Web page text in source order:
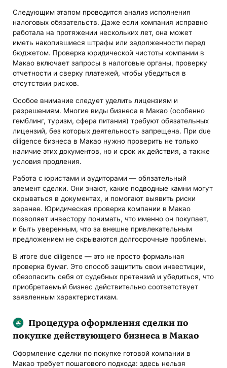
Следующим этапом проводится анализ исполнения
налоговых обязательств. Даже если компания исправно
работала на протяжении нескольких лет, она может
иметь накопившиеся штрафы или задолженности перед
бюджетом. Проверка юридической чистоты компании в
Макао включает запросы в налоговые органы, проверку
отчетности и сверку платежей, чтобы убедиться в
отсутствии рисков.
Особое внимание следует уделить лицензиям и
разрешениям. Многие виды бизнеса в Макао (особенно
гемблинг, туризм, сфера питания) требуют обязательных
лицензий, без которых деятельность запрещена. При due
diligence бизнеса в Макао нужно проверить не только
наличие этих документов, но и срок их действия, а также
условия продления.
Работа с юристами и аудиторами — обязательный
элемент сделки. Они знают, какие подводные камни могут
скрываться в документах, и помогают выявить риски
заранее. Юридическая проверка компании в Макао
позволяет инвестору понимать, что именно он покупает,
и быть уверенным, что за внешне привлекательным
предложением не скрываются долгосрочные проблемы.
В итоге due diligence — это не просто формальная
проверка бумаг. Это способ защитить свои инвестиции,
обезопасить себя от судебных претензий и убедиться, что
приобретаемый бизнес действительно соответствует
заявленным характеристикам.
Процедура оформления сделки по
покупке действующего бизнеса в Макао
Оформление сделки по покупке готовой компании в
Макао требует пошагового подхода: здесь нельзя